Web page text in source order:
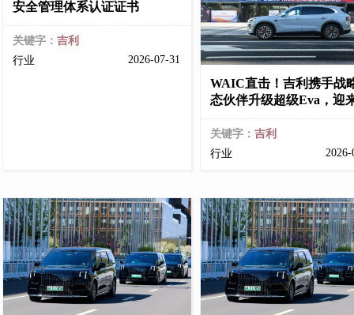
安全管理体系认证证书
关键字： 吉利
行业
2026-07-31
WAIC直击！吉利携手战
态伙伴升级超级Eva，迎
关键字： 吉利
行业